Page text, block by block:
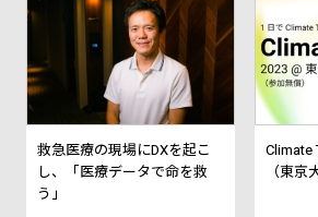
救急医療の現場にDXを起こ
し、「医療データで命を救
う」
Climate
（東京